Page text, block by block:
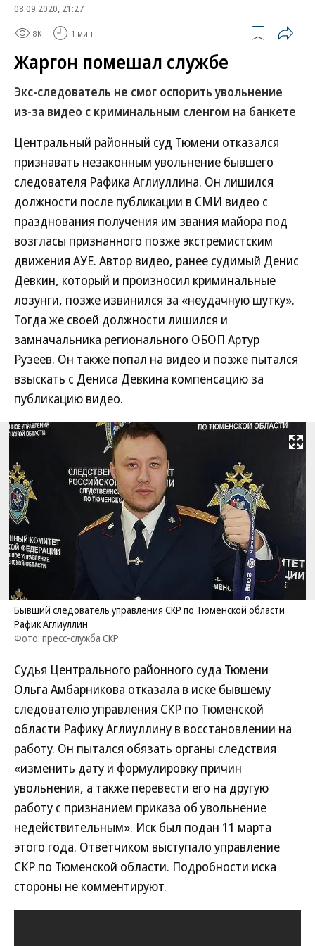
08.09.2020, 21:27
8K 1 мин.
Жаргон помешал службе
Экс-следователь не смог оспорить увольнение
из-за видео с криминальным сленгом на банкете
Центральный районный суд Тюмени отказался
признавать незаконным увольнение бывшего
следователя Рафика Аглиуллина. Он лишился
должности после публикации в СМИ видео с
празднования получения им звания майора под
возгласы признанного позже экстремистским
движения АУЕ. Автор видео, ранее судимый Денис
Девкин, который и произносил криминальные
лозунги, позже извинился за «неудачную шутку».
Тогда же своей должности лишился и
замначальника регионального ОБОП Артур
Рузеев. Он также попал на видео и позже пытался
взыскать с Дениса Девкина компенсацию за
публикацию видео.
Развернуть
Бывший следователь управления СКР по Тюменской области
Рафик Аглиуллин
Фото: пресс-служба СКР
Судья Центрального районного суда Тюмени
Ольга Амбарникова отказала в иске бывшему
следователю управления СКР по Тюменской
области Рафику Аглиуллину в восстановлении на
работу. Он пытался обязать органы следствия
«изменить дату и формулировку причин
увольнения, а также перевести его на другую
работу с признанием приказа об увольнение
недействительным». Иск был подан 11 марта
этого года. Ответчиком выступало управление
СКР по Тюменской области. Подробности иска
стороны не комментируют.